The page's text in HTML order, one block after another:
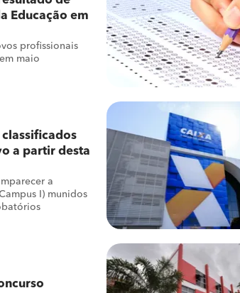
Educação em
profissionais
maio
classificados
a partir desta
a
I) munidos